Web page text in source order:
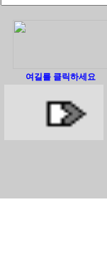
여길를 클릭하세요